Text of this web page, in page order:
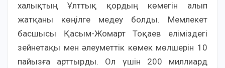
халықтың Ұлттық қордың көмегін алып
жатқаны көңілге медеу болды. Мемлекет
басшысы Қасым-Жомарт Тоқаев еліміздегі
зейнетақы мен әлеуметтік көмек мөлшерін 10
пайызға арттырды. Ол үшін 200 миллиард